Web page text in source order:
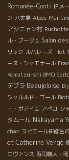
Romanée-Conti ドメ
ン 八丈島 Alpes-
アシニャン村
ル・ブージュ Salon
リック ルバレーズ lot
ーヌ・シャモナール
Komatsu-shi BMO
デプラ Beaujoloise
シャルルド・ゴール
ー・ボアイエ アぺロ シ
タムール Nakayama
chan ラピエール研修生
et Catherine Vergé
ロヴァンス 寿司職人・